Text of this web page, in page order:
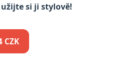
si ji stylově!
CZK